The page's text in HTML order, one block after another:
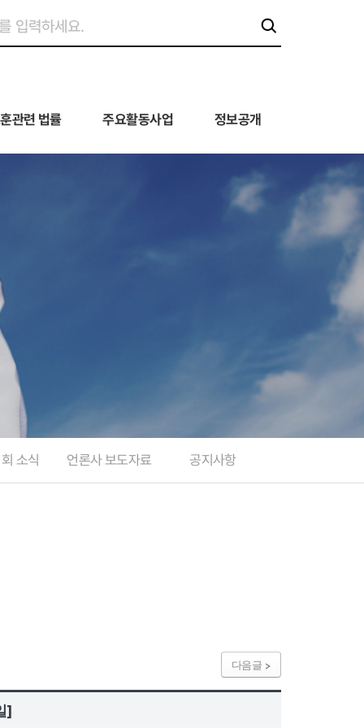
관련 법률 주요활동사업 정보공개
소식 언론사 보도자료 공지사항
다음글
]